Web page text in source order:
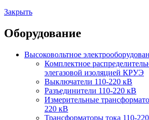
Закрыть
Оборудование
Высоковольтное
Комплектное
элегазовой изоляцией КРУЭ
Выключатели 110-220 кВ
Разъединители 110-220 кВ
Измерительные
220 кВ
Трансформаторы тока 110-